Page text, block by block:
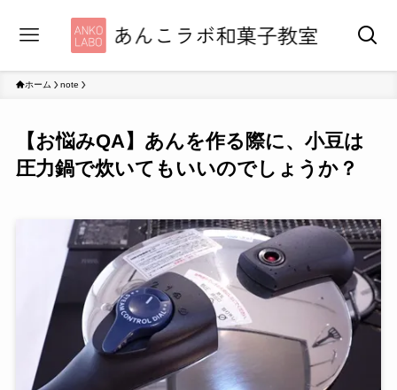
ホーム note
【お悩みQA】あんを作る際に、小豆は
圧力鍋で炊いてもいいのでしょうか？